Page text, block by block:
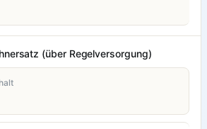
(über Regelversorgung)